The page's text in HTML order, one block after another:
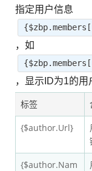
指定用户信息
，如
，显示ID为1的用
标签
{$author.Url}
{$author.Nam